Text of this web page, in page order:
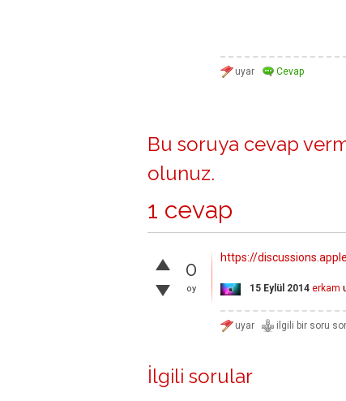
Bu soruya cevap
olunuz.
1 cevap
0
oy
https://
15 Eylül 2014 erkam
İlgili sorular